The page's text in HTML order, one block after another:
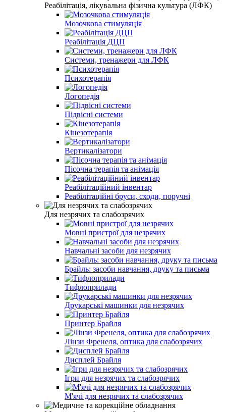
Реабілітація, лікувальна фізична культура (ЛФК)
Мозочкова стимуляція
Реабілітація ДЦП
Системи, тренажери для ЛФК
Психотерапія
Логопедія
Підвісні системи
Кінезотерапія
Вертикалізатори
Пісочна терапія та анімація
Реабілітаційний інвентар
Реабілітаційні бруси, сходи, поручні
Для незрячих та слабозрячих
Мовні пристрої для незрячих
Навчальні засоби для незрячих
Брайль: засоби навчання, друку та письма
Тифлоприлади
Друкарські машинки для незрячих
Принтер Брайля
Лінзи Френеля, оптика для слабозрячих
Дисплей Брайля
Ігри для незрячих та слабозрячих
М'ячі для незрячих та слабозрячих